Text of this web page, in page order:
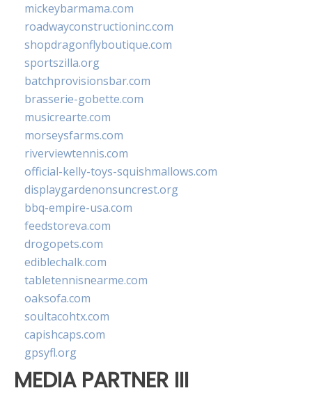
mickeybarmama.com
roadwayconstructioninc.com
shopdragonflyboutique.com
sportszilla.org
batchprovisionsbar.com
brasserie-gobette.com
musicrearte.com
morseysfarms.com
riverviewtennis.com
official-kelly-toys-squishmallows.com
displaygardenonsuncrest.org
bbq-empire-usa.com
feedstoreva.com
drogopets.com
ediblechalk.com
tabletennisnearme.com
oaksofa.com
soultacohtx.com
capishcaps.com
gpsyfl.org
MEDIA PARTNER III